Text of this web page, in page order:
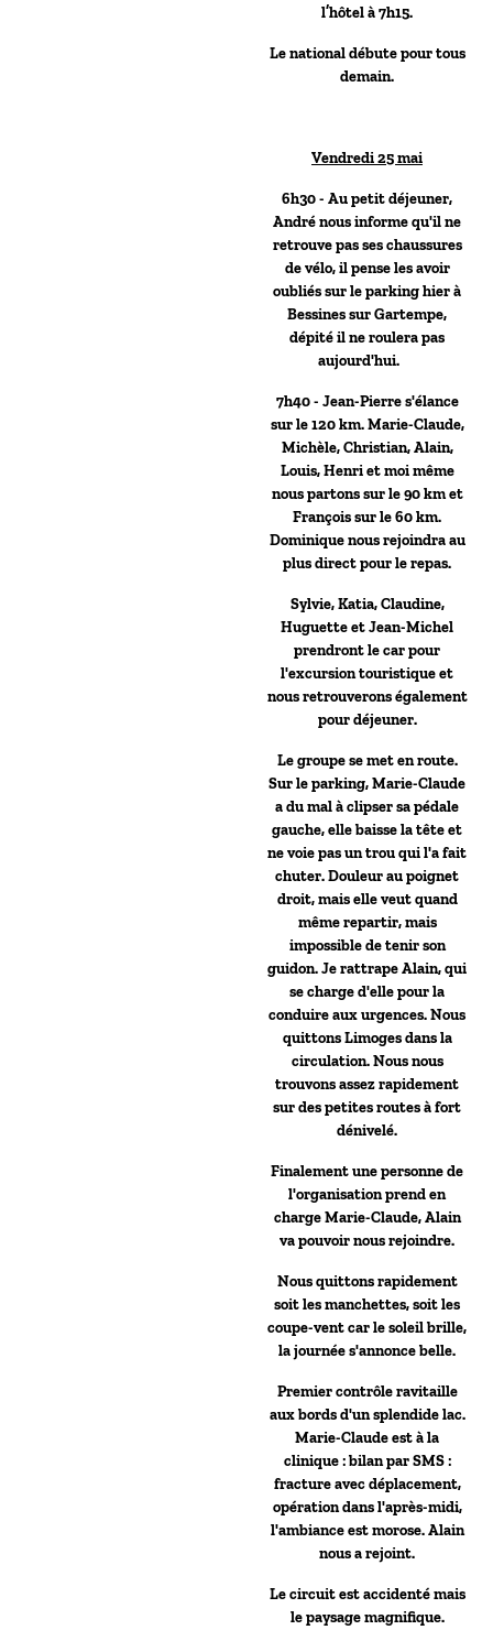
l’hôtel à 7h15.
Le national débute pour tous
demain.
Vendredi 25 mai
6h30 - Au petit déjeuner,
André nous informe qu'il ne
retrouve pas ses chaussures
de vélo, il pense les avoir
oubliés sur le parking hier à
Bessines sur Gartempe,
dépité il ne roulera pas
aujourd'hui.
7h40 - Jean-Pierre s'élance
sur le 120 km. Marie-Claude,
Michèle, Christian, Alain,
Louis, Henri et moi même
nous partons sur le 90 km et
François sur le 60 km.
Dominique nous rejoindra au
plus direct pour le repas.
Sylvie, Katia, Claudine,
Huguette et Jean-Michel
prendront le car pour
l'excursion touristique et
nous retrouverons également
pour déjeuner.
Le groupe se met en route.
Sur le parking, Marie-Claude
a du mal à clipser sa pédale
gauche, elle baisse la tête et
ne voie pas un trou qui l'a fait
chuter. Douleur au poignet
droit, mais elle veut quand
même repartir, mais
impossible de tenir son
guidon. Je rattrape Alain, qui
se charge d'elle pour la
conduire aux urgences. Nous
quittons Limoges dans la
circulation. Nous nous
trouvons assez rapidement
sur des petites routes à fort
dénivelé.
Finalement une personne de
l'organisation prend en
charge Marie-Claude, Alain
va pouvoir nous rejoindre.
Nous quittons rapidement
soit les manchettes, soit les
coupe-vent car le soleil brille,
la journée s'annonce belle.
Premier contrôle ravitaille
aux bords d'un splendide lac.
Marie-Claude est à la
clinique : bilan par SMS :
fracture avec déplacement,
opération dans l'après-midi,
l'ambiance est morose. Alain
nous a rejoint.
Le circuit est accidenté mais
le paysage magnifique.